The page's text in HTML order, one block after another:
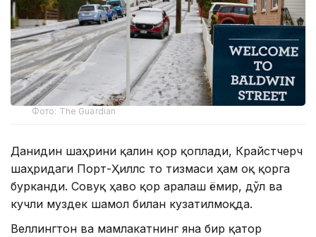
Фото: The Guardian
Данидин шаҳрини қалин қор қоплади, Крайстчерч
шаҳридаги Порт-Ҳиллс тоғ тизмаси ҳам оқ қорга
бурканди. Совуқ ҳаво қор аралаш ёмғир, дўл ва
кучли муздек шамол билан кузатилмоқда.
Веллингтон ва мамлакатнинг яна бир қатор